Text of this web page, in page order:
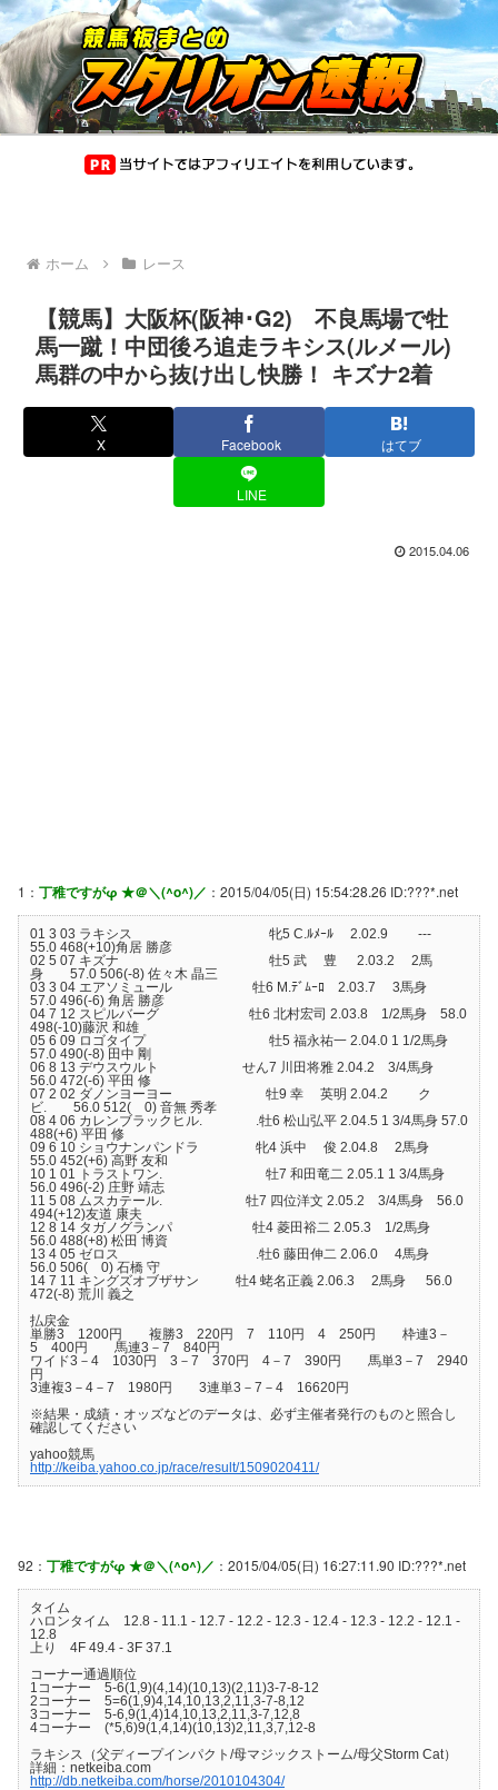
ホーム レース
【競馬】大阪杯(阪神･G2) 不良馬場で牡
馬一蹴！中団後ろ追走ラキシス(ルメール)
馬群の中から抜け出し快勝！ キズナ2着
X Facebook はてブ
LINE
2015.04.06
1： 丁稚ですがφ ★＠＼(^o^)／ ：2015/04/05(日) 15:54:28.26 ID:???*.net
01 3 03 ラキシス 牝5 C.ﾙﾒｰﾙ 2.02.9 ---
55.0 468(+10)角居 勝彦
02 5 07 キズナ 牡5 武 豊 2.03.2 2馬
身 57.0 506(-8) 佐々木 晶三
03 3 04 エアソミュール 牡6 M.ﾃﾞﾑｰﾛ 2.03.7 3馬身
57.0 496(-6) 角居 勝彦
04 7 12 スピルバーグ 牡6 北村宏司 2.03.8 1/2馬身 58.0
498(-10)藤沢 和雄
05 6 09 ロゴタイプ 牡5 福永祐一 2.04.0 1 1/2馬身
57.0 490(-8) 田中 剛
06 8 13 デウスウルト せん7 川田将雅 2.04.2 3/4馬身
56.0 472(-6) 平田 修
07 2 02 ダノンヨーヨー 牡9 幸 英明 2.04.2 ク
ビ. 56.0 512( 0) 音無 秀孝
08 4 06 カレンブラックヒル. .牡6 松山弘平 2.04.5 1 3/4馬身 57.0
488(+6) 平田 修
09 6 10 ショウナンパンドラ 牝4 浜中 俊 2.04.8 2馬身
55.0 452(+6) 高野 友和
10 1 01 トラストワン. 牡7 和田竜二 2.05.1 1 3/4馬身
56.0 496(-2) 庄野 靖志
11 5 08 ムスカテール. 牡7 四位洋文 2.05.2 3/4馬身 56.0
494(+12)友道 康夫
12 8 14 タガノグランパ 牡4 菱田裕二 2.05.3 1/2馬身
56.0 488(+8) 松田 博資
13 4 05 ゼロス .牡6 藤田伸二 2.06.0 4馬身
56.0 506( 0) 石橋 守
14 7 11 キングズオブザサン 牡4 蛯名正義 2.06.3 2馬身 56.0
472(-8) 荒川 義之
払戻金
単勝3 1200円 複勝3 220円 7 110円 4 250円 枠連3－
5 400円 馬連3－7 840円
ワイド3－4 1030円 3－7 370円 4－7 390円 馬単3－7 2940
円
3連複3－4－7 1980円 3連単3－7－4 16620円
※結果・成績・オッズなどのデータは、必ず主催者発行のものと照合し
確認してください
yahoo競馬
http://keiba.yahoo.co.jp/race/result/1509020411/
92： 丁稚ですがφ ★＠＼(^o^)／ ：2015/04/05(日) 16:27:11.90 ID:???*.net
タイム
ハロンタイム 12.8 - 11.1 - 12.7 - 12.2 - 12.3 - 12.4 - 12.3 - 12.2 - 12.1 -
12.8
上り 4F 49.4 - 3F 37.1
コーナー通過順位
1コーナー 5-6(1,9)(4,14)(10,13)(2,11)3-7-8-12
2コーナー 5=6(1,9)4,14,10,13,2,11,3-7-8,12
3コーナー 5-6,9(1,4)14,10,13,2,11,3-7,12,8
4コーナー (*5,6)9(1,4,14)(10,13)2,11,3,7,12-8
ラキシス（父ディープインパクト/母マジックストーム/母父Storm Cat）
詳細：netkeiba.com
http://db.netkeiba.com/horse/2010104304/